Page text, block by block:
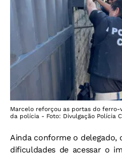
Marcelo reforçou as portas do
da polícia - Foto: Divulgação Polícia
Ainda conforme o delegado,
dificuldades de acessar o